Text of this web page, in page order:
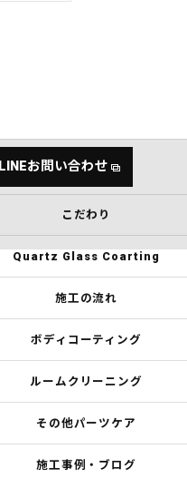
LINEお問い合わせ
こだわり
Quartz Glass Coarting
施工の流れ
ボディコーティング
ルームクリーニング
その他パーツケア
施工事例・ブログ